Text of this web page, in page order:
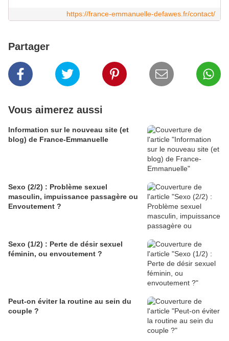
https://france-emmanuelle-defawes.fr/contact/
Partager
Vous aimerez aussi
Information sur le nouveau site (et
blog) de France-Emmanuelle
Sexo (2/2) : Problème sexuel
masculin, impuissance passagère ou
Envoutement ?
Sexo (1/2) : Perte de désir sexuel
féminin, ou envoutement ?
Peut-on éviter la routine au sein du
couple ?